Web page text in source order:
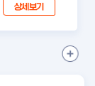
상세보기
공